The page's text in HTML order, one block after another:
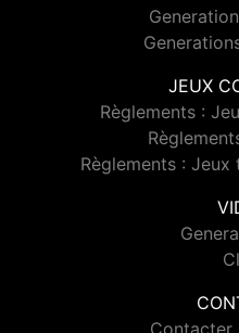
JEUX
Règlements :
Règlements :